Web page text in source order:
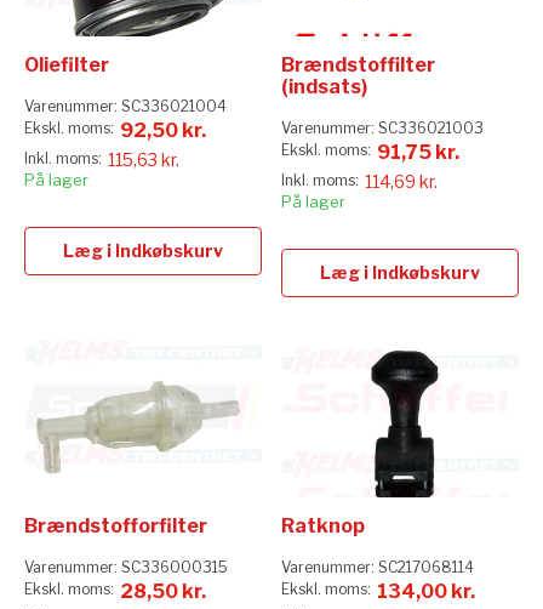
115,63 kr.
92,50 kr.
Oliefilter
Varenummer: SC336021004
På lager
Læg i Indkøbskurv
114,69 kr.
91,75 kr.
Brændstoffilter
(indsats)
Varenummer: SC336021003
På lager
Læg i Indkøbskurv
28,50 kr.
Brændstofforfilter
Varenummer: SC336000315
134,00 kr.
Ratknop
Varenummer: SC217068114